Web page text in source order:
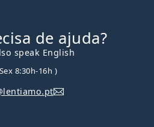
de ajuda?
speak English
8:30h-16h )